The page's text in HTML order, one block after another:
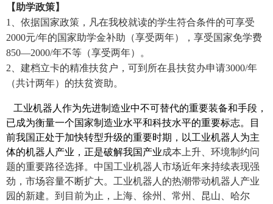
【助学政策】
1、依据国家政策，凡在我校就读的学生符合条件的可享受
2000元/年的国家助学金补助（享受两年），享受国家免学费
850—2000/年不等（享受两年）。
2、建档立卡的精准扶贫户，可到所在县扶贫办申请3000/年
（共计两年）的扶贫资助。
工业机器人作为先进制造业中不可替代的重要装备和手段，
已成为衡量一个国家制造业水平和科技水平的重要标志。目
前我国正处于加快转型升级的重要时期，以工业机器人为主
体的机器人产业，正是破解我国产业成本上升、环境制约问
题的重要路径选择。中国工业机器人市场近年来持续表现强
劲，市场容量不断扩大。工业机器人的热潮带动机器人产业
园的新建。到目前为止，上海、徐州、常州、昆山、哈尔